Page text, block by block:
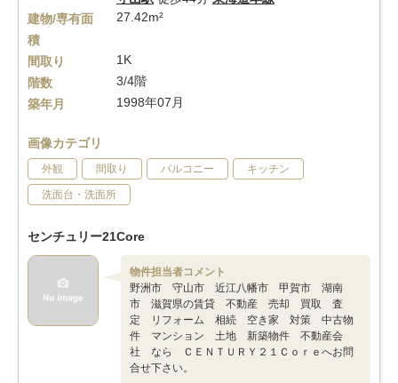
建物/専有面
積
27.42m²
間取り
1K
階数
3/4階
築年月
1998年07月
画像カテゴリ
外観 間取り バルコニー キッチン
洗面台・洗面所
センチュリー21Core
物件担当者コメント
野洲市 守山市 近江八幡市 甲賀市 湖南
市 滋賀県の賃貸 不動産 売却 買取 査
定 リフォーム 相続 空き家 対策 中古物
件 マンション 土地 新築物件 不動産会
社 なら ＣＥＮＴＵＲＹ２１Ｃｏｒｅへお問
合せ下さい。